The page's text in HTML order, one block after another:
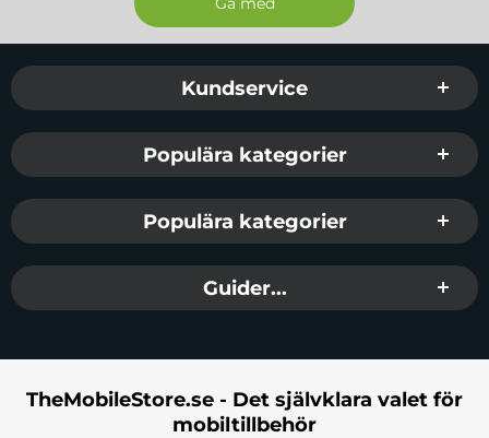
Sidfot Blandad info och länkar
Kundservice
Populära kategorier
Populära kategorier
Guider...
TheMobileStore.se - Det självklara valet för
mobiltillbehör